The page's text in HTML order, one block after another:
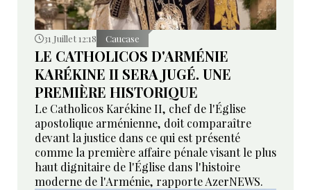
31 Juillet 12:18 Caucase
LE CATHOLICOS D'ARMÉNIE
KARÉKINE II SERA JUGÉ. UNE
PREMIÈRE HISTORIQUE
Le Catholicos Karékine II, chef de l'Église
apostolique arménienne, doit comparaître
devant la justice dans ce qui est présenté
comme la première affaire pénale visant le plus
haut dignitaire de l'Église dans l'histoire
moderne de l'Arménie, rapporte AzerNEWS.